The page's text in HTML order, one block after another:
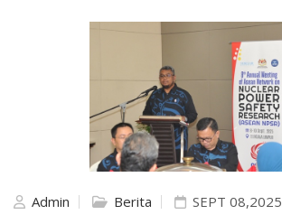
Admin Berita SEPT 08,2025